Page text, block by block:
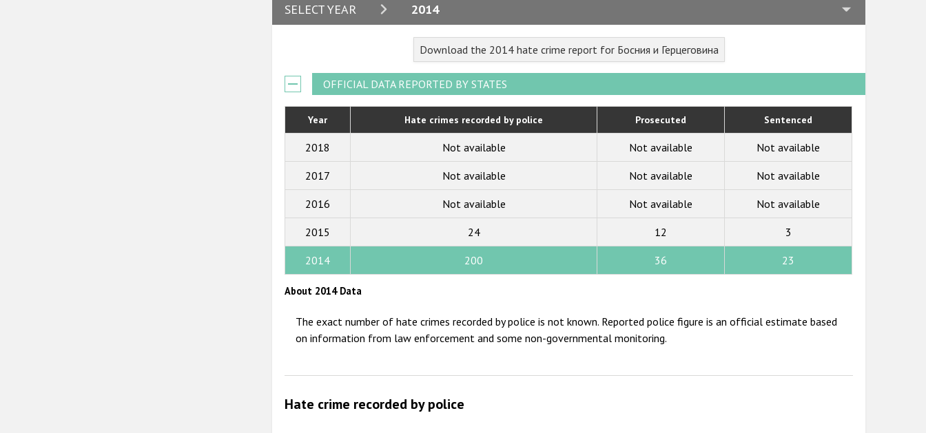
SELECT YEAR 2014
2024
2022
2021
2020
2019
2011
2009
Download the 2014 hate crime report for Босния и Герцеговина
OFFICIAL DATA REPORTED BY STATES
Year Hate crimes recorded by police Prosecuted Sentenced
2018 Not available Not available Not available
2017 Not available Not available Not available
2016 Not available Not available Not available
2015 24 12 3
2014 200 36 23
About 2014 Data
The exact number of hate crimes recorded by police is not known. Reported police figure is an official estimate based
on information from law enforcement and some non-governmental monitoring.
Hate crime recorded by police